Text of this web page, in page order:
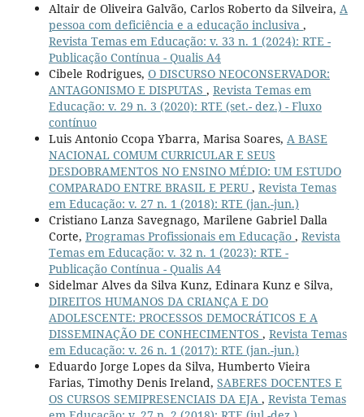
Altair de Oliveira Galvão, Carlos Roberto da Silveira, A
pessoa com deficiência e a educação inclusiva ,
Revista Temas em Educação: v. 33 n. 1 (2024): RTE -
Publicação Contínua - Qualis A4
Cibele Rodrigues, O DISCURSO NEOCONSERVADOR:
ANTAGONISMO E DISPUTAS , Revista Temas em
Educação: v. 29 n. 3 (2020): RTE (set.- dez.) - Fluxo
contínuo
Luis Antonio Ccopa Ybarra, Marisa Soares, A BASE
NACIONAL COMUM CURRICULAR E SEUS
DESDOBRAMENTOS NO ENSINO MÉDIO: UM ESTUDO
COMPARADO ENTRE BRASIL E PERU , Revista Temas
em Educação: v. 27 n. 1 (2018): RTE (jan.-jun.)
Cristiano Lanza Savegnago, Marilene Gabriel Dalla
Corte, Programas Profissionais em Educação , Revista
Temas em Educação: v. 32 n. 1 (2023): RTE -
Publicação Contínua - Qualis A4
Sidelmar Alves da Silva Kunz, Edinara Kunz e Silva,
DIREITOS HUMANOS DA CRIANÇA E DO
ADOLESCENTE: PROCESSOS DEMOCRÁTICOS E A
DISSEMINAÇÃO DE CONHECIMENTOS , Revista Temas
em Educação: v. 26 n. 1 (2017): RTE (jan.-jun.)
Eduardo Jorge Lopes da Silva, Humberto Vieira
Farias, Timothy Denis Ireland, SABERES DOCENTES E
OS CURSOS SEMIPRESENCIAIS DA EJA , Revista Temas